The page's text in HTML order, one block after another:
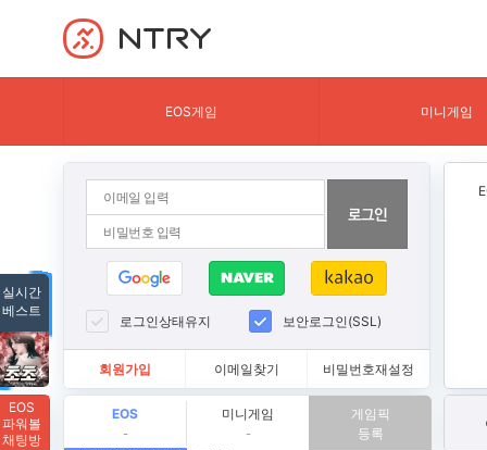
NTRY
EOS게임 미니게임
로그인상태유지 보안로그인(SSL)
회원가입 이메일찾기 비밀번호재설정
EOS
-
미니게임
-
게임픽
등록
실시간
베스트
EOS
파워볼
채팅방